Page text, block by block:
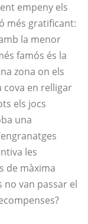
empeny els
més gratificant:
la menor
famós és la
zona on els
cova en relligar
els jocs
una
les
de màxima
van passar el